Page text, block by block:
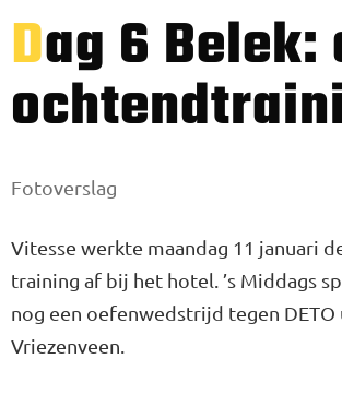
Dag 6 Belek: de
Fotoverslag
Vitesse werkte maandag 11 januari
training af bij het hotel. ’s Middags
nog een oefenwedstrijd tegen DETO
Vriezenveen.